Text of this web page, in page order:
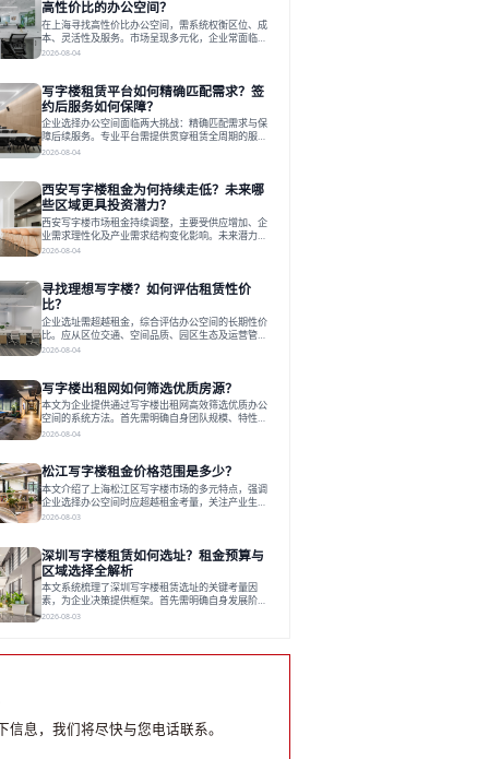
明。之后指出，专业运营服务商提供的稳定环境、社
群活动与产业集聚等增值服务，是很大化空间价值、
助力企业成长的关键。对于许多在
高性价比的办公空间？
在上海寻找高性价比办公空间，需系统权衡区位、成
本、灵活性及服务。市场呈现多元化，企业常面临租
赁流程复杂、隐性成本高等挑战。选择平台时，应评
区、灵活产品和丰富配套，满足不同企业需求。企业
应明确自身需求，实地考察，选择能支持长期发展、
提升竞争力的办公空间。在上海寻找合适的办公空
间，对于企业行政负责人、中小企业主
2026-08-04
写字楼租赁平台如何精确匹配需求？签
约后服务如何保障？
企业选择办公空间面临两大挑战：精确匹配需求与保
障后续服务。专业平台需提供贯穿租赁全周期的服
务，将企业从非核心事务中解放。精确匹配需结合企
的全周期保障体系。德必集团通过标准化服务与个性
化运营结合，以全国布局和产业生态圈为企业提供稳
定支持，体现了从信息撮合到深度服务的能力转变。
在为企业寻找办公空间的过程中，
2026-08-04
西安写字楼租金为何持续走低？未来哪
些区域更具投资潜力？
西安写字楼市场租金持续调整，主要受供应增加、企
业需求理性化及产业需求结构变化影响。未来潜力区
域集中在产业集聚、交利及城市更新地带，如高新区
运营方通过空间优化与社群服务，助力企业成长，推
动市场向多元化、高性价比方向发展。近年来，西安
写字楼市场呈现出租金持续调整的态势，这一现象引
发了的广泛关注。作为西部重要
2026-08-04
寻找理想写字楼？如何评估租赁性价
比？
企业选址需超越租金，综合评估办公空间的长期性价
比。应从区位交通、空间品质、园区生态及运营管理
四个核心维度权衡财务支出与长期价值回报。理想的
衡。对于许多正在成长或寻求稳定发展的企业而言，
寻找一处合适的办公空间是一项至关重要的决策。这
不仅关系到团队的日常工作效率与协作氛围，更直接
影响着企业的品牌形象、运营成本
2026-08-04
写字楼出租网如何筛选优质房源？
本文为企业提供通过写字楼出租网高效筛选优质办公
空间的系统方法。首先需明确自身团队规模、特性、
预算等核心需求。线上筛选时，应深入解读房源参
背景与持续服务能力。完成线上初选后，必须进行线
下实地验证，核对空间实景、测试设施、感受园区氛
围并确认合同条款，从而做出精确决策。在数字化时
代，写字楼出租网已成为企业寻找
2026-08-04
松江写字楼租金价格范围是多少？
本文介绍了上海松江区写字楼市场的多元特点，强调
企业选择办公空间时应超越租金考量，关注产业生态
与综合服务。文章分析了市场概况、影响空间价值的
建服务生态助力企业成长，建议企业系统评估需求与
长期价值，选择匹配的发展载体。对于许多寻求在上
海松江区设立或扩展办公空间的企业而言，了解该区
域的写字楼市场概况是决策的首先
2026-08-03
深圳写字楼租赁如何选址？租金预算与
区域选择全解析
本文系统梳理了深圳写字楼租赁选址的关键考量因
素，为企业决策提供框架。首先需明确自身发展阶
段、团队规模和文化特质等核心需求。深圳多中心商
业园注重生态与社群，适合文创、科技类企业。评估
2026-08-03
信息，我们将尽快与您电话联系。